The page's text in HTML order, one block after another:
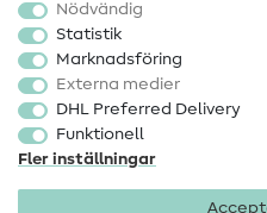
Sytillbehör
Rea
Nödvändig
Statistik
Marknadsföring
Externa medier
DHL Preferred Delivery
Funktionell
Fler inställningar